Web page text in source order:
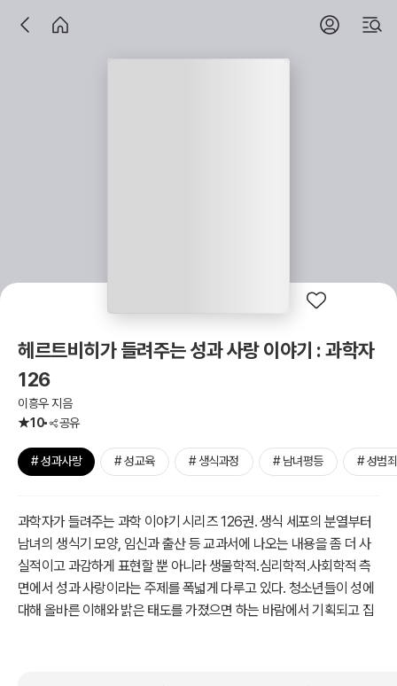
헤르트비히가 들려주는 성과 사랑 이야기 : 과학자
126
이흥우 지음
10
공유
# 성과사랑 # 성교육 # 생식과정 # 남녀평등 # 성범
과학자가 들려주는 과학 이야기 시리즈 126권. 생식 세포의 분열부터
남녀의 생식기 모양, 임신과 출산 등 교과서에 나오는 내용을 좀 더 사
실적이고 과감하게 표현할 뿐 아니라 생물학적.심리학적.사회학적 측
면에서 성과 사랑이라는 주제를 폭넓게 다루고 있다. 청소년들이 성에
대해 올바른 이해와 밝은 태도를 가졌으면 하는 바람에서 기획되고 집